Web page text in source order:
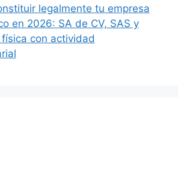
legalmente tu empresa
en 2026: SA de CV, SAS y
con actividad